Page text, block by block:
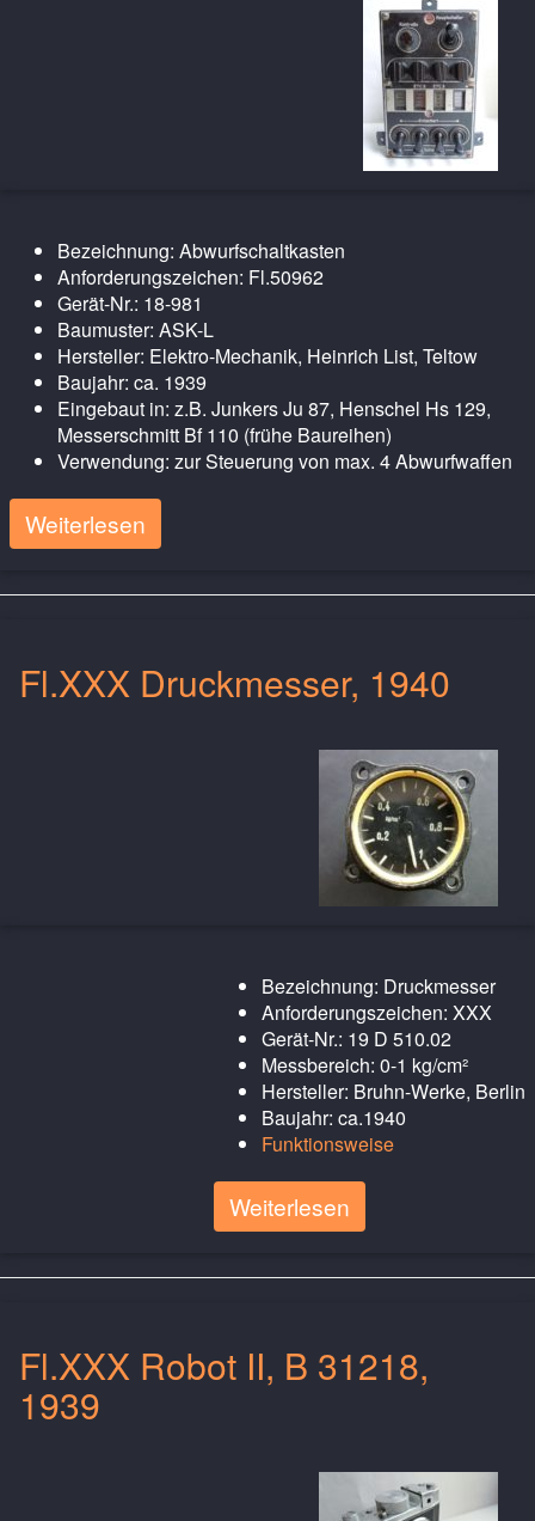
Bezeichnung: Abwurfschaltkasten
Anforderungszeichen: Fl.50962
Gerät-Nr.: 18-981
Baumuster: ASK-L
Hersteller: Elektro-Mechanik, Heinrich List, Teltow
Baujahr: ca. 1939
Eingebaut in: z.B. Junkers Ju 87, Henschel Hs 129,
Messerschmitt Bf 110 (frühe Baureihen)
Verwendung: zur Steuerung von max. 4 Abwurfwaffen
Weiterlesen
Fl.XXX Druckmesser, 1940
Bezeichnung: Druckmesser
Anforderungszeichen: XXX
Gerät-Nr.: 19 D 510.02
Messbereich: 0-1 kg/cm²
Hersteller: Bruhn-Werke, Berlin
Baujahr: ca.1940
Funktionsweise
Weiterlesen
Fl.XXX Robot II, B 31218,
1939